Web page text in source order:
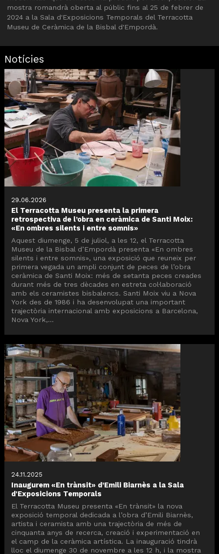
mostra romandrà oberta al públic fins al 25 de febrer de
2024 a la Sala d'Exposicions Temporals del Terracotta
Museu de Ceràmica de la Bisbal d'Empordà.
Notícies
29.06.2026
El Terracotta Museu presenta la primera
retrospectiva de l’obra en ceràmica de Santi Moix:
«En ombres silents i entre somnis»
Aquest diumenge, 5 de juliol, a les 12, el Terracotta
Museu de la Bisbal d’Empordà presenta «En ombres
silents i entre somnis», una exposició que reuneix per
primera vegada un ampli conjunt de peces de l’obra
ceràmica de Santi Moix: més de setanta peces creades
durant més de tres dècades en estreta col·laboració
amb els ceramistes bisbalencs. Santi Moix viu a Nova
York des de 1986 i ha desenvolupat una important
trajectòria internacional amb exposicions a Barcelona,
Nova York,...
24.11.2025
Inaugurem «En trànsit» d’Emili Biarnès a la Sala
d'Exposicions Temporals
El Terracotta Museu presenta «En trànsit» la nova
exposició temporal dedicada a l’obra d’Emili Biarnès,
artista i ceramista amb una trajectòria de més de
cinquanta anys de recerca, creació i experimentació en
el camp de la ceràmica artística. La inauguració tindrà
lloc el diumenge 30 de novembre a les 12 h, i la mostra